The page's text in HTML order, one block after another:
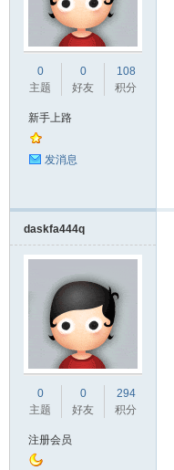
0
主题
0
好友
108
积分
新手上路
发消息
daskfa444q
0
主题
0
好友
294
积分
注册会员